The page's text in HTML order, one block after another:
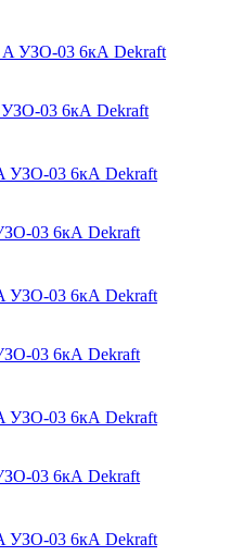
03 6кА Dekraft
03 6кА Dekraft
03 6кА Dekraft
03 6кА Dekraft